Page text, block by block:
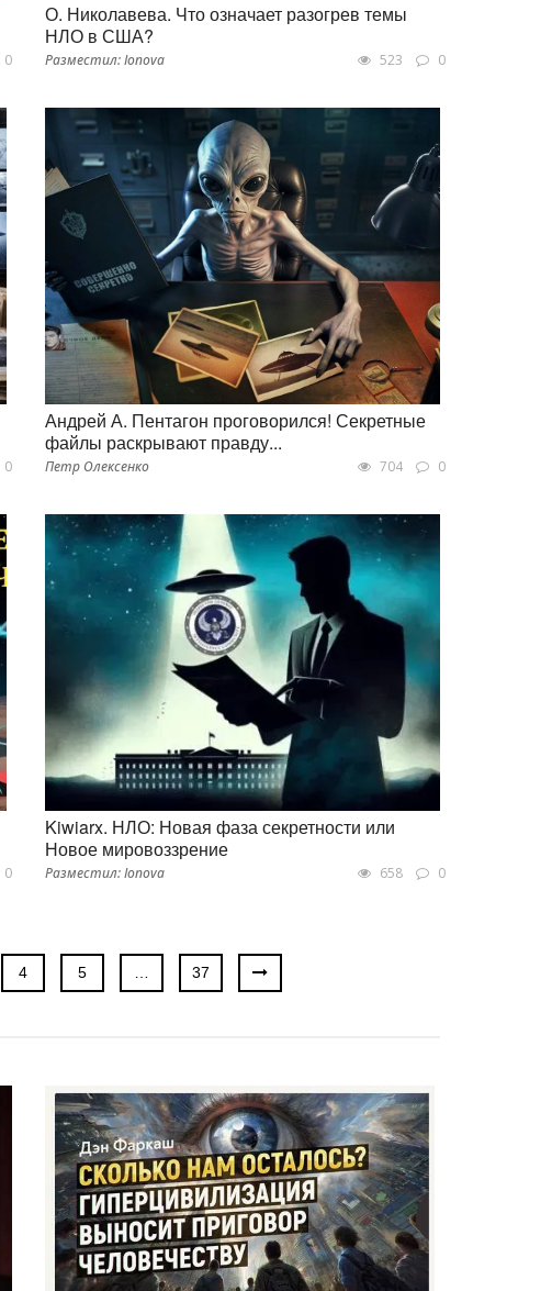
0
О. Николавева. Что означает разогрев темы
НЛО в США?
Разместил: Ionova 523 0
0
Андрей А. Пентагон проговорился! Секретные
файлы раскрывают правду...
Петр Олексенко 704 0
0
Kiwiarx. НЛО: Новая фаза секретности или
Новое мировоззрение
Разместил: Ionova 658 0
4 5 37